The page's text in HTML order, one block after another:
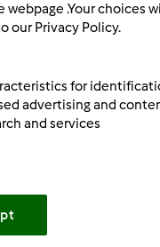
.Your choices
our Privacy Policy.
for
advertising and
and services